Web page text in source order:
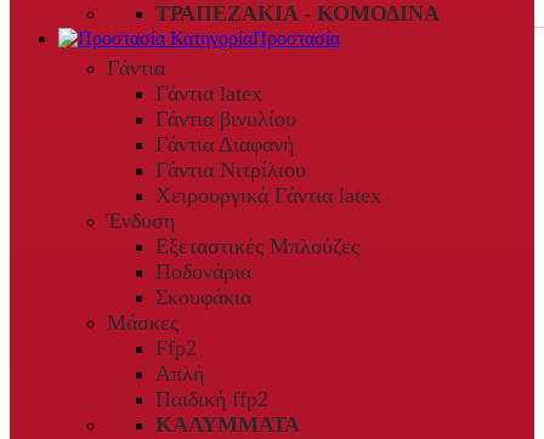
ΤΡΑΠΕΖΆΚΙΑ - ΚΟΜΟΔΊΝΑ
Προστασία
Γάντια
Γάντια latex
Γάντια βινυλίου
Γάντια Διαφανή
Γάντια Νιτρίλιου
Χειρουργικά Γάντια latex
Ένδυση
Εξεταστικές Μπλούζες
Ποδονάρια
Σκουφάκια
Μάσκες
Ffp2
Απλή
Παιδική ffp2
ΚΑΛΎΜΜΑΤΑ